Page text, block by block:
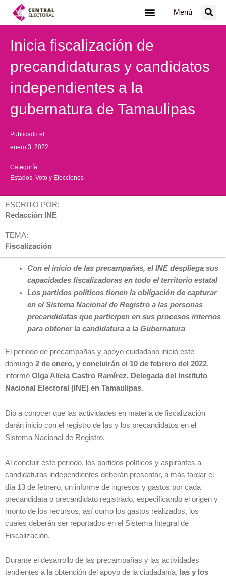
Menú
Inicia fiscalización de
precandidaturas y candidatos
independientes a la
gubernatura de Tamaulipas
Publicado el:
enero 3, 2022
Categoría:
Estados Voto y Elecciones
ESCRITO POR:
Redacción INE
TEMA:
Fiscalización
Con el inicio de las precampañas, el INE despliega sus
capacidades fiscalizadoras en todo el territorio estatal
Los partidos políticos tienen la obligación de capturar
en el Sistema Nacional de Registro a las personas
precandidatas que participen en sus procesos internos
para obtener la candidatura a la Gubernatura
El periodo de precampañas y apoyo ciudadano inició este
domingo 2 de enero, y concluirán el 10 de febrero del 2022,
informó Olga Alicia Castro Ramírez, Delegada del Instituto
Nacional Electoral (INE) en Tamaulipas.
Dio a conocer que las actividades en materia de fiscalización
darán inicio con el registro de las y los precandidatos en el
Sistema Nacional de Registro.
Al concluir este periodo, los partidos políticos y aspirantes a
candidaturas independientes deberán presentar, a más tardar el
día 13 de febrero, un informe de ingresos y gastos por cada
precandidata o precandidato registrado, especificando el origen y
monto de los recursos, así como los gastos realizados, los
cuales deberán ser reportados en el Sistema Integral de
Fiscalización.
Durante el desarrollo de las precampañas y las actividades
tendientes a la obtención del apoyo de la ciudadanía, las y los